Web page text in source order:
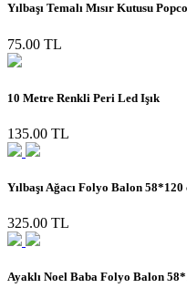
Yılbaşı Temalı Mısır Kutusu
75.00 TL
10 Metre Renkli Peri Led Işık
135.00 TL
Yılbaşı Ağacı Folyo Balon 58*120
325.00 TL
Ayaklı Noel Baba Folyo Balon